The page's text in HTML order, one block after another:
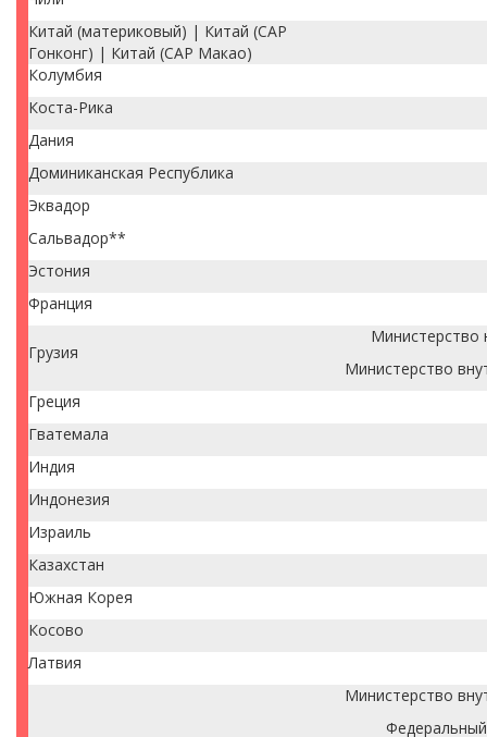
Китай (материковый) | Китай (САР
Гонконг) | Китай (САР Макао)
Колумбия
Коста-Рика
Дания
Доминиканская Республика
Эквадор
Сальвадор**
Эстония
Франция
Грузия
Министерство
Министерство
Греция
Гватемала
Индия
Индонезия
Израиль
Казахстан
Южная Корея
Косово
Латвия
Министерство